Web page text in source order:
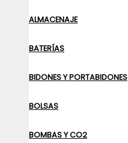
ALMACENAJE
BATERÍAS
BIDONES Y PORTABIDONES
BOLSAS
BOMBAS Y CO2